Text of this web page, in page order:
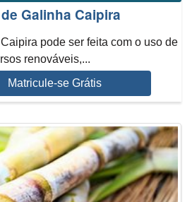
Galinha Caipira
pode ser feita com o uso de
renováveis,...
Matricule-se Grátis